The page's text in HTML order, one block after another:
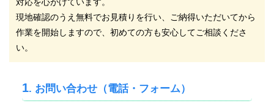
現地確認のうえ無料でお見積りを行い、ご納得いただいてから
作業を開始しますので、初めての方も安心してご相談くださ
い。
1. お問い合わせ（電話・フォーム）